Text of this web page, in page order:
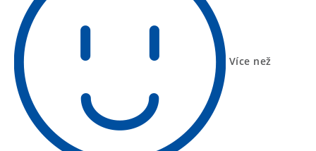
Více než